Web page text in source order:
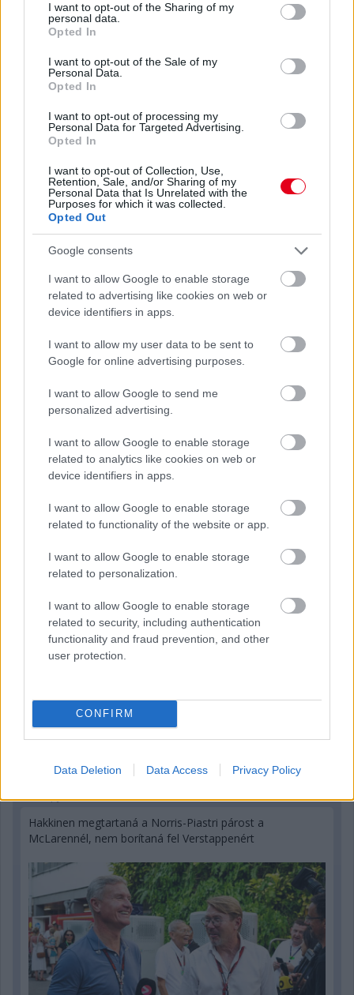
not limited to your visit or usage behaviour. You may click to
grant or deny consent to Google and its third-party tags to
use your data for below specified purposes in below Google
consent section.
I want to opt-out of the Sharing of my
personal data.
Opted In
I want to opt-out of the Sale of my
Personal Data.
Opted In
I want to opt-out of processing my
Personal Data for Targeted Advertising.
Opted In
I want to opt-out of Collection, Use,
Retention, Sale, and/or Sharing of my
Personal Data that Is Unrelated with the
Purposes for which it was collected.
Opted Out
Google consents
I want to allow Google to enable storage
related to advertising like cookies on web or
device identifiers in apps.
I want to allow my user data to be sent to
Google for online advertising purposes.
I want to allow Google to send me
personalized advertising.
I want to allow Google to enable storage
related to analytics like cookies on web or
device identifiers in apps.
I want to allow Google to enable storage
related to functionality of the website or app.
I want to allow Google to enable storage
related to personalization.
I want to allow Google to enable storage
related to security, including authentication
functionality and fraud prevention, and other
user protection.
CONFIRM
Data Deletion Data Access Privacy Policy
Callum Ilott bokszutcai bakija után Mick Schumacher örökölte
meg a vezetést a Formula-2 monzai főversenyén, a lehetőséget
pedig győzelemre is váltotta, elképesztően szorossá téve ezzel
a bajnoki tabellát.
előző hírek következő hírek
legfrissebb adását!
Kövess minket a Facebookon
Parc Fermé
Montoya szerint Antonelli kedvessége sem segít
Hakkinen megtartaná a Norris-Piastri párost a
McLarennél, nem borítaná fel Verstappenért